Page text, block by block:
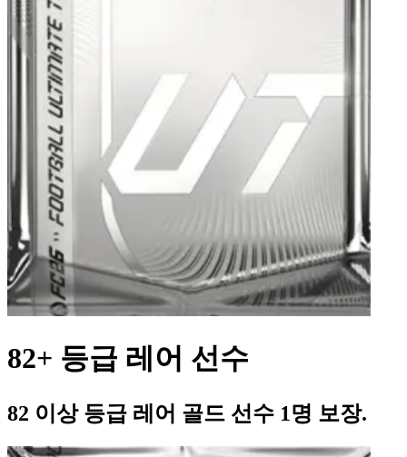
82+ 등급 레어 선수
82 이상 등급 레어 골드 선수 1명 보장.